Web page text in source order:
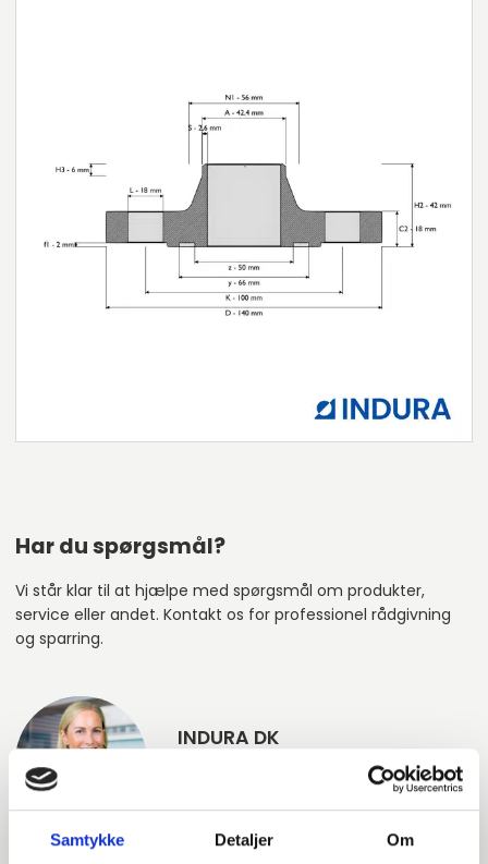
Samtykke Detaljer Om
Har du spørgsmål?
Vi står klar til at hjælpe med spørgsmål om produkter,
service eller andet. Kontakt os for professionel rådgivning
og sparring.
INDURA DK